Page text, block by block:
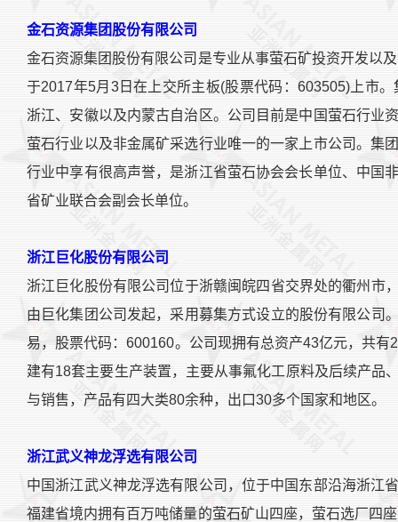
金石资源集团股份有限公司
金石资源集团股份有限公司是专业从事萤石矿投资开发以
于2017年5月3日在上交所主板(股票代码：603505)上市
浙江、安徽以及内蒙古自治区。公司目前是中国萤石行业
萤石行业以及非金属矿采选行业唯一的一家上市公司。集
行业中享有很高声誉，是浙江省萤石协会会长单位、中国
省矿业联合会副会长单位。
浙江巨化股份有限公司
浙江巨化股份有限公司位于浙赣闽皖四省交界处的衢州市
由巨化集团公司发起，采用募集方式设立的股份有限公司
易，股票代码：600160。公司现拥有总资产43亿元，共
建有18套主要生产装置，主要从事氟化工原料及后续产品
与销售，产品有四大类80余种，出口30多个国家和地区。
浙江武义神龙浮选有限公司
中国浙江武义神龙浮选有限公司，位于中国东部沿海浙江
福建省境内拥有百万吨储量的萤石矿山四座，萤石选厂四